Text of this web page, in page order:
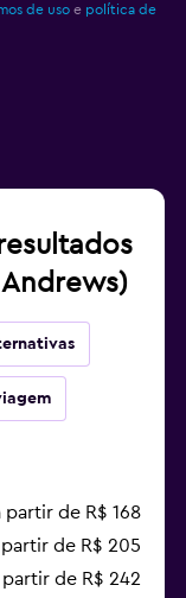
de uso e política de
partir de R$ 168
de R$ 205
partir de R$ 242